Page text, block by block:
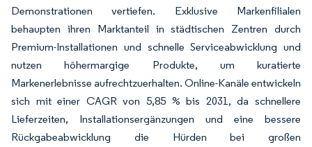
Demonstrationen vertiefen. Exklusive Markenfilialen
behaupten ihren Marktanteil in städtischen Zentren durch
Premium-Installationen und schnelle Serviceabwicklung und
nutzen höhermargige Produkte, um kuratierte
Markenerlebnisse aufrechtzuerhalten. Online-Kanäle entwickeln
sich mit einer CAGR von 5,85 % bis 2031, da schnellere
Lieferzeiten, Installationsergänzungen und eine bessere
Rückgabeabwicklung die Hürden bei großen